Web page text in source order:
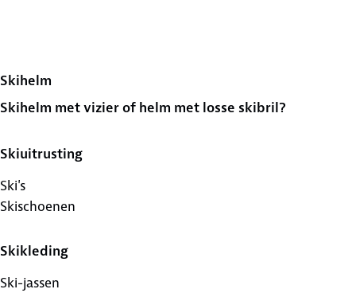
Skihelm
Skihelm met vizier of helm met losse skibril?
Skiuitrusting
Ski's
Skischoenen
Skikleding
Ski-jassen